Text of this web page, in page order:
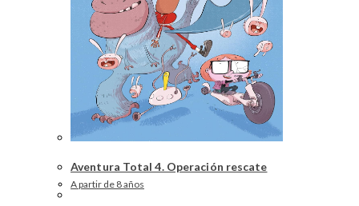
Aventura Total 4. Operación rescate
A partir de 8 años